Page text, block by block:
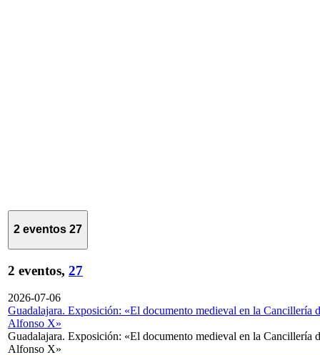
2 eventos 27
2 eventos, 27
2026-07-06
Guadalajara. Exposición: «El documento medieval en la Cancillería
Alfonso X»
Guadalajara. Exposición: «El documento medieval en la Cancillería
Alfonso X»